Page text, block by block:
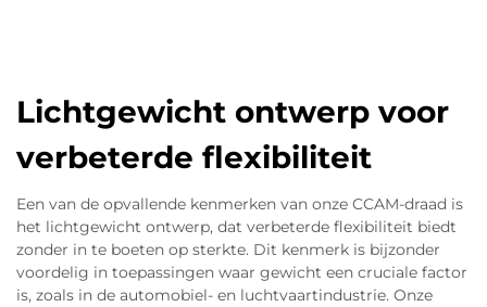
Lichtgewicht ontwerp voor
verbeterde flexibiliteit
Een van de opvallende kenmerken van onze CCAM-draad is
het lichtgewicht ontwerp, dat verbeterde flexibiliteit biedt
zonder in te boeten op sterkte. Dit kenmerk is bijzonder
voordelig in toepassingen waar gewicht een cruciale factor
is, zoals in de automobiel- en luchtvaartindustrie. Onze